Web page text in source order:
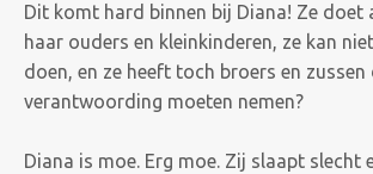
Dit komt hard binnen bij Diana! Ze doet
haar ouders en kleinkinderen, ze kan
doen, en ze heeft toch broers en zussen
verantwoording moeten nemen?
Diana is moe. Erg moe. Zij slaapt slecht